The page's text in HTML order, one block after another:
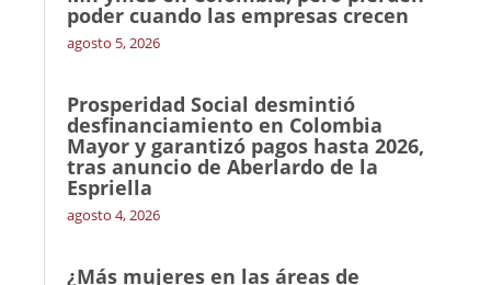
poder cuando las empresas crecen
agosto 5, 2026
Prosperidad Social desmintió
desfinanciamiento en Colombia
Mayor y garantizó pagos hasta 2026,
tras anuncio de Aberlardo de la
Espriella
agosto 4, 2026
¿Más mujeres en las áreas de